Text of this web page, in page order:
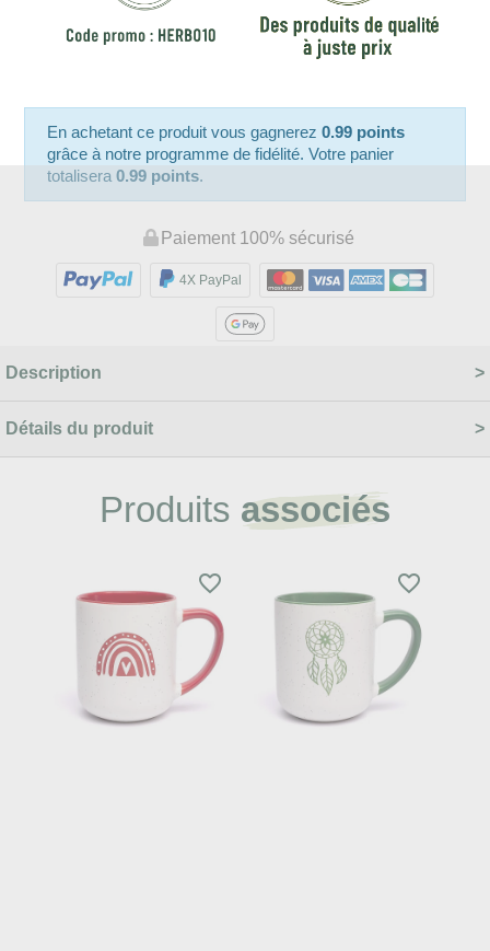
En achetant ce produit vous gagnerez0.99 points
grâce à notre programme de fidélité. Votre panier
totalisera0.99 points.
Paiement 100% sécurisé
4X PayPal
Description
Détails du produit
Produits associés
favorite_border favorite_border